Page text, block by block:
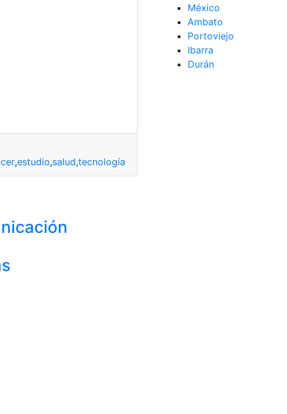
,estudio,salud,tecnología
México
Ambato
Portoviejo
Ibarra
Durán